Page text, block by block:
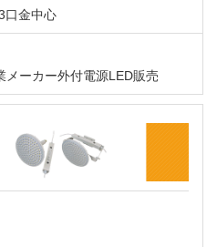
口金中心
メーカー外付電源LED販売